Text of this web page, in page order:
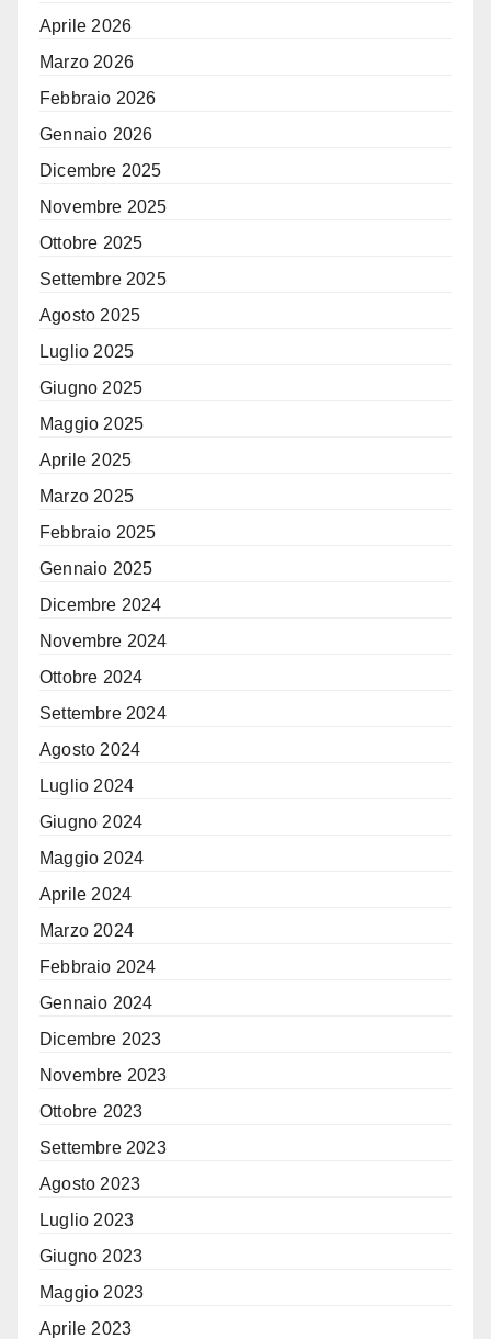
Aprile 2026
Marzo 2026
Febbraio 2026
Gennaio 2026
Dicembre 2025
Novembre 2025
Ottobre 2025
Settembre 2025
Agosto 2025
Luglio 2025
Giugno 2025
Maggio 2025
Aprile 2025
Marzo 2025
Febbraio 2025
Gennaio 2025
Dicembre 2024
Novembre 2024
Ottobre 2024
Settembre 2024
Agosto 2024
Luglio 2024
Giugno 2024
Maggio 2024
Aprile 2024
Marzo 2024
Febbraio 2024
Gennaio 2024
Dicembre 2023
Novembre 2023
Ottobre 2023
Settembre 2023
Agosto 2023
Luglio 2023
Giugno 2023
Maggio 2023
Aprile 2023